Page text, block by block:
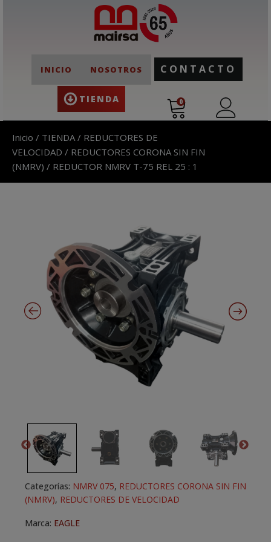
INICIO NOSOTROS
TIENDA
CONTACTO
0
Inicio / TIENDA / REDUCTORES DE
VELOCIDAD / REDUCTORES CORONA SIN FIN
(NMRV) / REDUCTOR NMRV T-75 REL 25 : 1
Categorías: NMRV 075, REDUCTORES CORONA SIN FIN
(NMRV), REDUCTORES DE VELOCIDAD
Marca: EAGLE